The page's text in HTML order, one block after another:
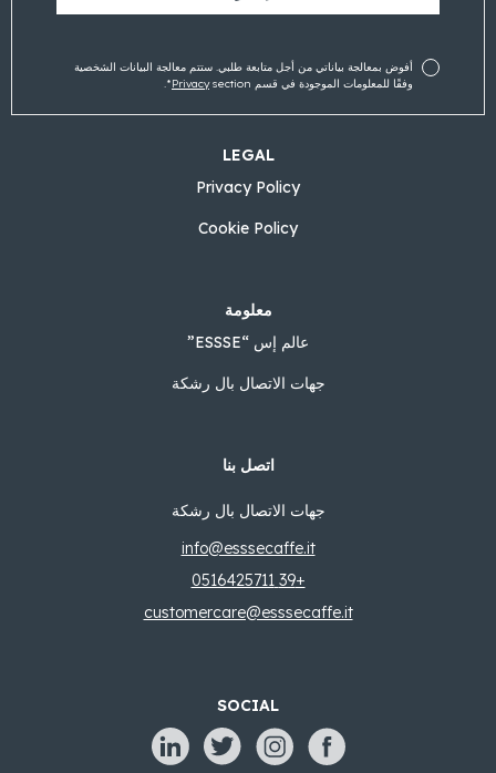
LEGAL
Privacy Policy
Cookie Policy
معلومة
عالم إس “ESSSE”
جهات الاتصال بال رشكة
اتصل بنا
جهات الاتصال بال رشكة
info@esssecaffe.it
+39 0516425711
customercare@esssecaffe.it
SOCIAL
أفوض بمعالجة بياناتي من أجل متابعة طلبي. ستتم معالجة البيانات الشخصية
وفقًا للمعلومات الموجودة في قسم
Privacysection*.